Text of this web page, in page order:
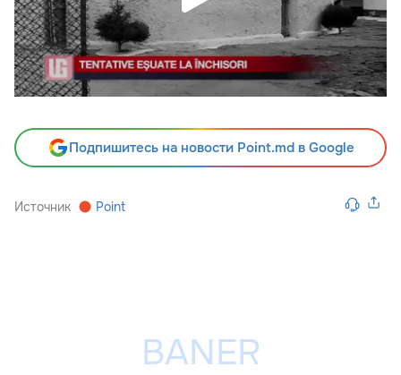
Подпишитесь на новости Point.md в Google
Источник Point